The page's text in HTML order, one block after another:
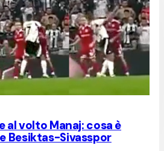
al volto Manaj: cosa è
Besiktas-Sivasspor